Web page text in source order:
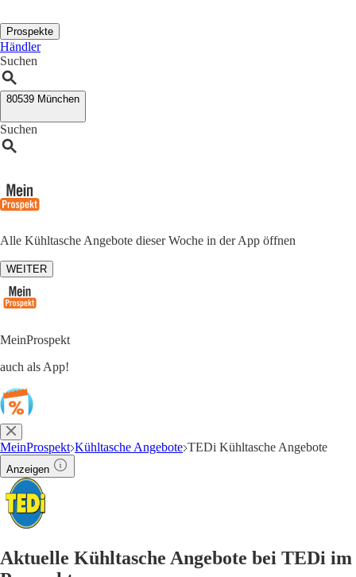
Prospekte
Händler
Suchen
80539 München
Suchen
Alle Kühltasche Angebote dieser Woche in der App öffnen
WEITER
MeinProspekt
auch als App!
MeinProspekt Kühltasche Angebote TEDi Kühltasche Angebote
Anzeigen
Aktuelle Kühltasche Angebote bei TEDi im